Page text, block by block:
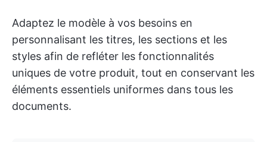
Adaptez le modèle à vos besoins en
personnalisant les titres, les sections et les
styles afin de refléter les fonctionnalités
uniques de votre produit, tout en conservant les
éléments essentiels uniformes dans tous les
documents.